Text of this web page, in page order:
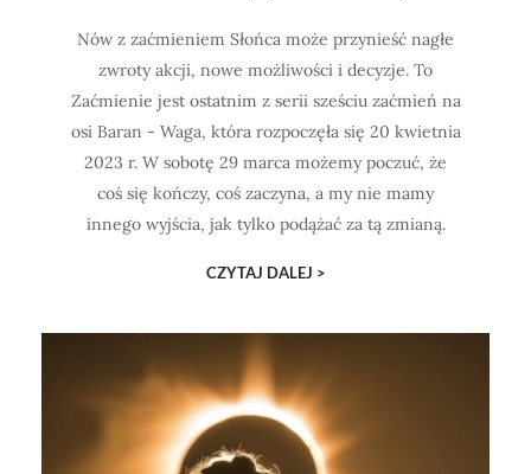
Nów z zaćmieniem Słońca może przynieść nagłe
zwroty akcji, nowe możliwości i decyzje. To
Zaćmienie jest ostatnim z serii sześciu zaćmień na
osi Baran - Waga, która rozpoczęła się 20 kwietnia
2023 r. W sobotę 29 marca możemy poczuć, że
coś się kończy, coś zaczyna, a my nie mamy
innego wyjścia, jak tylko podążać za tą zmianą.
CZYTAJ DALEJ >